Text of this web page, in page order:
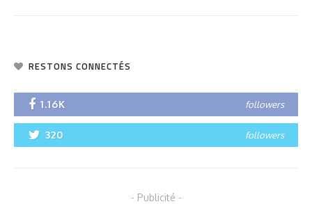
RESTONS CONNECTÉS
1.16K followers
320 followers
- Publicité -